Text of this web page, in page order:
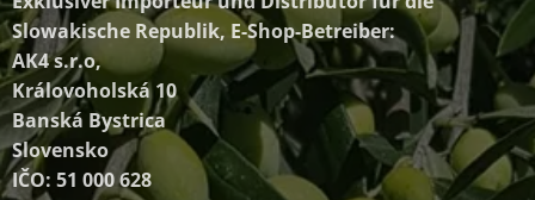
Slowakische Republik, E-Shop-Betreiber:
AK4 s.r.o,
Královoholská 10
Banská Bystrica
Slovensko
IČO: 51 000 628